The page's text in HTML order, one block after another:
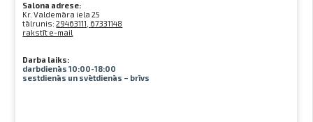
Salona adrese:
Kr. Valdemāra iela 25
tālrunis:29463111, 67331148
rakstīt e-mail
Darba laiks:
darbdienās 10:00-18:00
sestdienās un svētdienās – brīvs